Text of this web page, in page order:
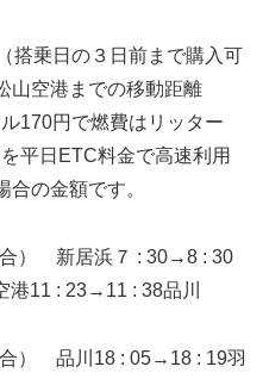
搭乗日の３日前まで購入可
空港までの移動距離
170円で燃費はリッター
平日ETC料金で高速利用
の金額です。
合） 新居浜７ : 30→8 : 30
11 : 23→11 : 38品川
） 品川18 : 05→18 : 19羽